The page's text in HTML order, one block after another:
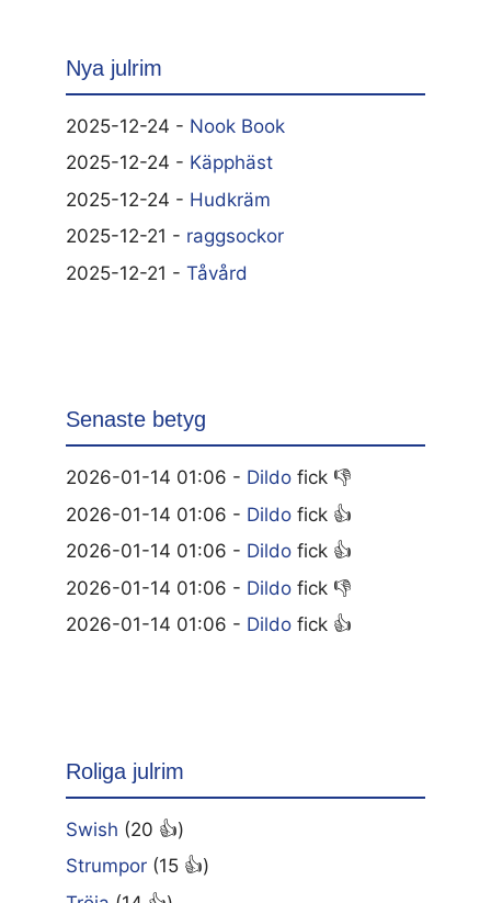
Nya julrim
2025-12-24 - Nook Book
2025-12-24 - Käpphäst
2025-12-24 - Hudkräm
2025-12-21 - raggsockor
2025-12-21 - Tåvård
Senaste betyg
2026-01-14 01:06 - Dildo fick 👎
2026-01-14 01:06 - Dildo fick 👍
2026-01-14 01:06 - Dildo fick 👍
2026-01-14 01:06 - Dildo fick 👎
2026-01-14 01:06 - Dildo fick 👍
Roliga julrim
Swish (20 👍)
Strumpor (15 👍)